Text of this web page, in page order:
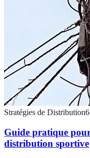
Stratégies de Distribution6
Guide pratique
distribution sportive